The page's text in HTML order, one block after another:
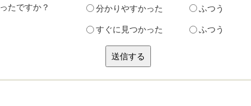
たですか？ 分かりやすかった ふつう
すぐに見つかった ふつう